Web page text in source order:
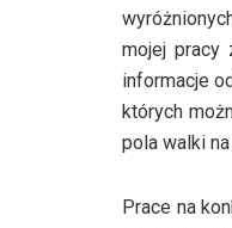
mojej pracy
informacje
których
pola walki
Prace na